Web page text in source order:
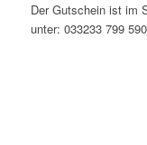
Der Gutschein ist im
unter: 033233 799 590